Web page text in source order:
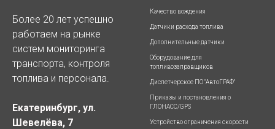
Более 20 лет успешно
работаем на рынке
систем мониторинга
транспорта, контроля
топлива и персонала.
Екатеринбург, ул.
Шевелёва, 7
Качество вождения
Датчики расхода топлива
Дополнительные датчики
Оборудование для
топливозаправщиков
Диспетчерское ПО "АвтоГРАФ"
Приказы и постановления о
ГЛОНАСС/GPS
Устройство ограничения скорости